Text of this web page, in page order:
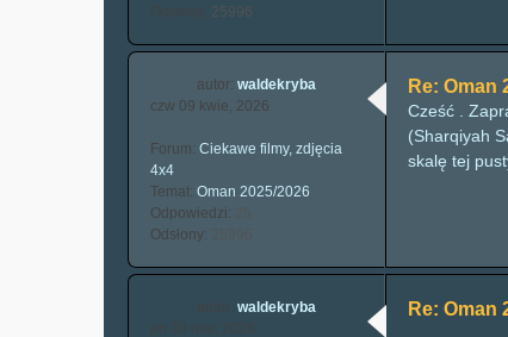
25996
autor: waldekryba
czw 09 kwie, 2026
Forum: Ciekawe filmy, zdjęcia
4x4
Temat: Oman 2025/2026
Odpowiedzi:
25
Odsłony:
25996
Re: Oman
Cześć .
(Sharqiyah
skalę tej
waldekryba
Re: Oman